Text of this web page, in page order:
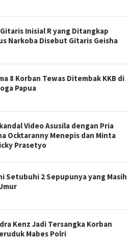
Inisial R yang Ditangkap
Narkoba Disebut Gitaris Geisha
8 Korban Tewas Ditembak KKB di
Papua
Video Asusila dengan Pria
Ocktaranny Menepis dan Minta
Prasetyo
Setubuhi 2 Sepupunya yang Masih
Kenz Jadi Tersangka Korban
Mabes Polri